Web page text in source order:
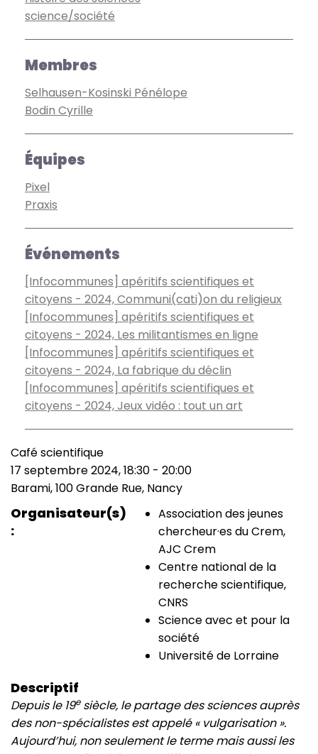
science/société
Membres
Selhausen-Kosinski Pénélope
Bodin Cyrille
Équipes
Pixel
Praxis
Événements
[Infocommunes] apéritifs scientifiques et
citoyens - 2024, Communi(cati)on du religieux
[Infocommunes] apéritifs scientifiques et
citoyens - 2024, Les militantismes en ligne
[Infocommunes] apéritifs scientifiques et
citoyens - 2024, La fabrique du déclin
[Infocommunes] apéritifs scientifiques et
citoyens - 2024, Jeux vidéo : tout un art
Type
de
manifestation
Café scientifique
Date
(smart)
17 septembre 2024, 18:30 - 20:00
Lieu
Barami, 100 Grande Rue, Nancy
Organisateur(s)
Association des jeunes
chercheur·es du Crem,
AJC Crem
Centre national de la
recherche scientifique,
CNRS
Science avec et pour la
société
Université de Lorraine
Descriptif
Depuis le 19esiècle, le partage des sciences auprès
des non-spécialistes est appelé « vulgarisation ».
Aujourd’hui, non seulement le terme mais aussi les